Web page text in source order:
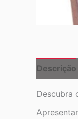
Descrição
Descubra